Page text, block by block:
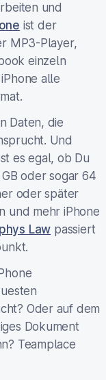
und
ist der
MP3-Player,
einzeln
alle
Daten, die
Und
es egal, ob Du
GB oder sogar 64
oder später
und mehr iPhone
Law passiert
Oder auf dem
Dokument
Teamplace